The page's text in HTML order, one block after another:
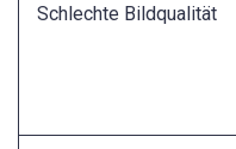
Schlechte Bildqualität